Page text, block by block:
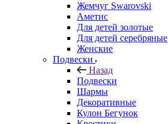
Жемчуг Swarovski
Аметис
Для детей золотые
Для детей серебряные
Женские
Подвески
Назад
Подвески
Шармы
Декоративные
Кулон Бегунок